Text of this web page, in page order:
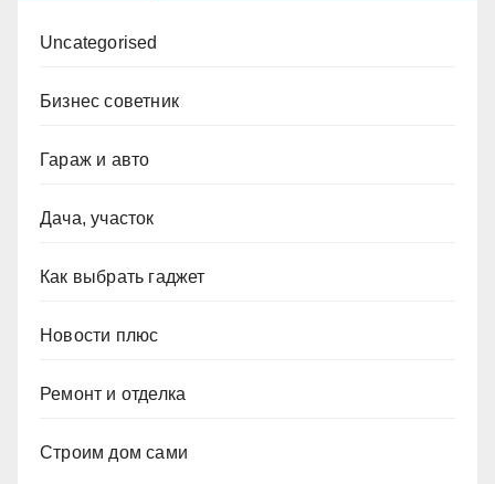
Uncategorised
Бизнес советник
Гараж и авто
Дача, участок
Как выбрать гаджет
Новости плюс
Ремонт и отделка
Строим дом сами